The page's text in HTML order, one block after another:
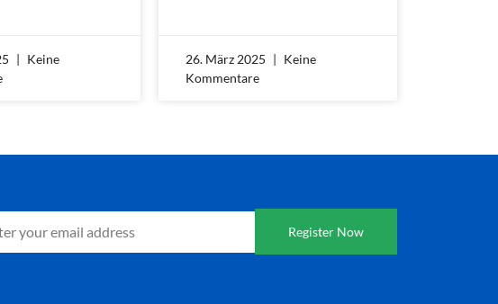
Keine
26. März 2025
Keine
Kommentare
Register Now